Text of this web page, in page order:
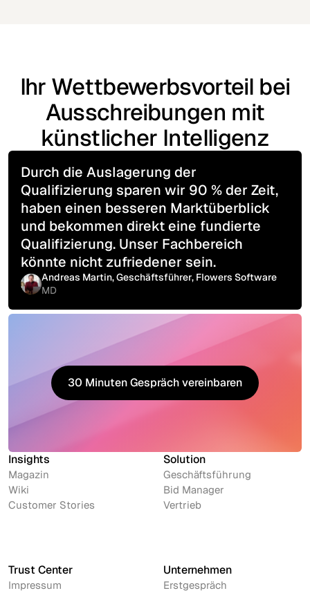
Ihr Wettbewerbsvorteil bei
Ausschreibungen mit
künstlicher Intelligenz
Durch die Auslagerung der
Qualifizierung sparen wir 90 % der Zeit,
haben einen besseren Marktüberblick
und bekommen direkt eine fundierte
Qualifizierung. Unser Fachbereich
könnte nicht zufriedener sein.
Andreas Martin, Geschäftsführer, Flowers Software
MD
30 Minuten Gespräch vereinbaren
30 Minuten Gespräch vereinbaren
Insights
Magazin
Wiki
Customer Stories
Solution
Geschäftsführung
Bid Manager
Vertrieb
Trust Center
Impressum
Unternehmen
Erstgespräch